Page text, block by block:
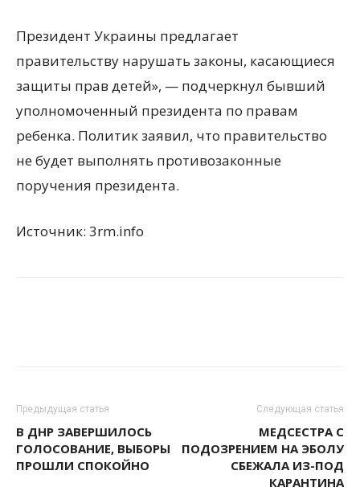
Президент Украины предлагает
правительству нарушать законы, касающиеся
защиты прав детей», — подчеркнул бывший
уполномоченный президента по правам
ребенка. Политик заявил, что правительство
не будет выполнять противозаконные
поручения президента.
Источник: 3rm.info
Предыдущая статья
В ДНР ЗАВЕРШИЛОСЬ
ГОЛОСОВАНИЕ, ВЫБОРЫ
ПРОШЛИ СПОКОЙНО
Следующая статья
МЕДСЕСТРА С
ПОДОЗРЕНИЕМ НА ЭБОЛУ
СБЕЖАЛА ИЗ-ПОД
КАРАНТИНА